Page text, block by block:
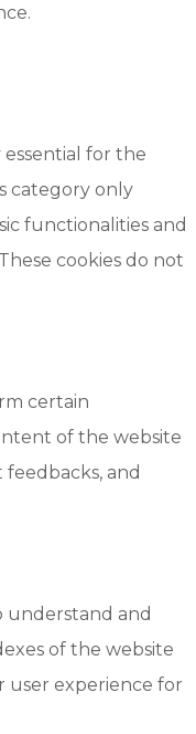
essential for the
category only
functionalities and
cookies do not
certain
of the website
and
understand and
of the website
user experience for